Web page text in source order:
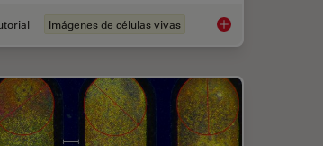
for Early Drug Discovery?
Imágenes de células vivas Ratiometric Imaging